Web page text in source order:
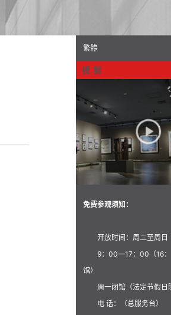
繁體
视 频
免费参观须知：
开放时间：周二至周日
9：00—17：00（16：
馆）
周一闭馆（法定节假日
电 话：（总服务台）